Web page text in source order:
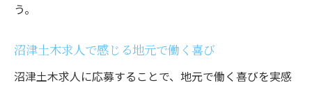
う。
沼津土木求人で感じる地元で働く喜び
沼津土木求人に応募することで、地元で働く喜びを実感